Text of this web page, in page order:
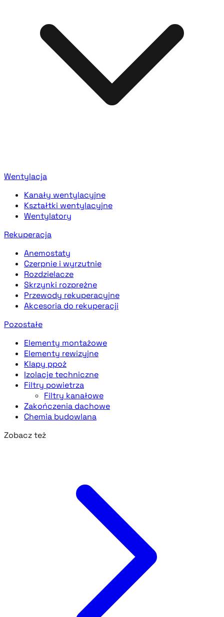
Wentylacja
Kanały wentylacyjne
Kształtki wentylacyjne
Wentylatory
Rekuperacja
Anemostaty
Czerpnie i wyrzutnie
Rozdzielacze
Skrzynki rozprężne
Przewody rekuperacyjne
Akcesoria do rekuperacji
Pozostałe
Elementy montażowe
Elementy rewizyjne
Klapy ppoż
Izolacje techniczne
Filtry powietrza
Filtry kanałowe
Zakończenia dachowe
Chemia budowlana
Zobacz też